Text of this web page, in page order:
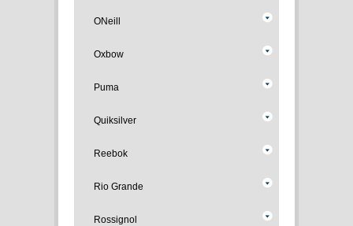
ONeill
Oxbow
Puma
Quiksilver
Reebok
Rio Grande
Rossignol